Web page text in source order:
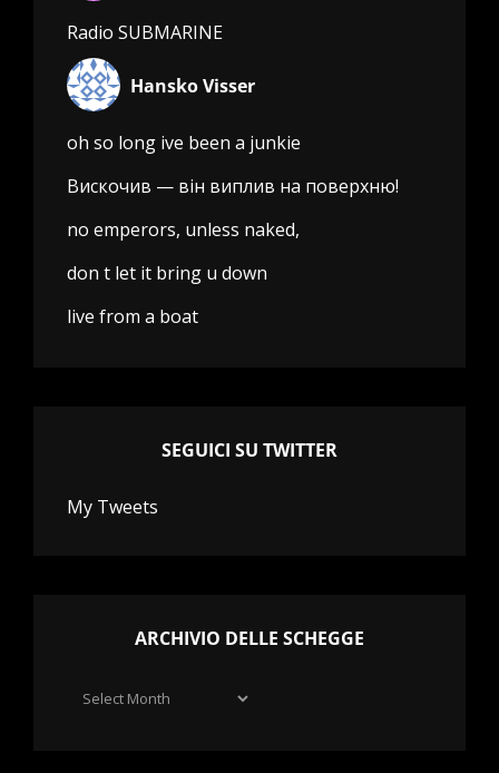
Radio SUBMARINE
Hansko Visser
oh so long ive been a junkie
Вискочив — він виплив на поверхню!
no emperors, unless naked,
don t let it bring u down
live from a boat
SEGUICI SU TWITTER
My Tweets
ARCHIVIO DELLE SCHEGGE
Archivio